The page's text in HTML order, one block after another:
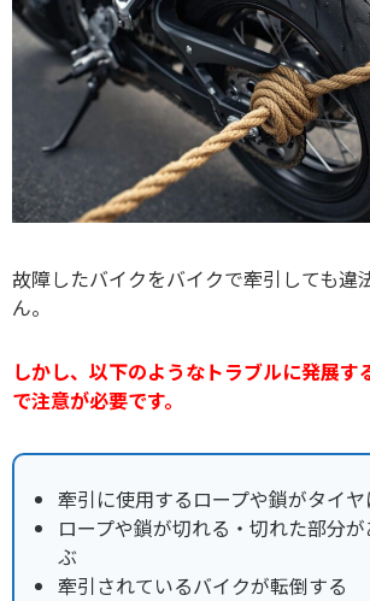
故障したバイクをバイクで牽引しても違
ん。
しかし、以下のようなトラブルに発展す
で注意が必要です。
牽引に使用するロープや鎖がタイ
ロープや鎖が切れる・切れた部分
ぶ
牽引されているバイクが転倒する